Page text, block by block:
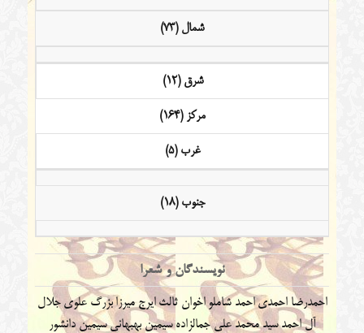
شمال (73)
شرق (12)
مرکز (164)
غرب (5)
جنوب (18)
نویسندگان و شعرا
احمدرضا احمدیاحمد شاملو اخوان ثالث ایرج میرزابزرگ علوی جلال
آل احمدسید محمد علی جمالزادهسیمین بهبهانیسیمین دانشور